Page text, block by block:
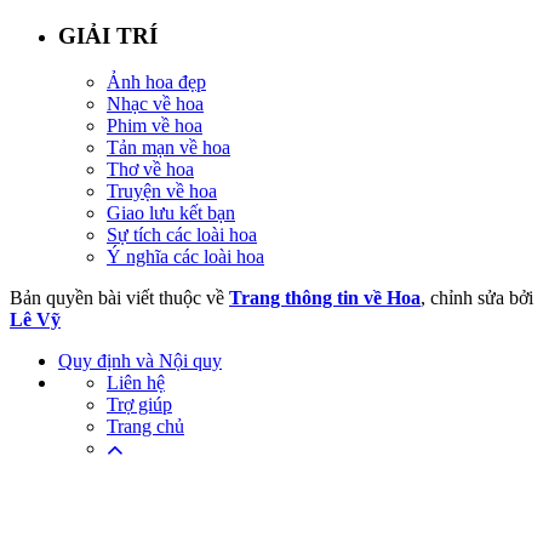
GIẢI TRÍ
Ảnh hoa đẹp
Nhạc về hoa
Phim về hoa
Tản mạn về hoa
Thơ về hoa
Truyện về hoa
Giao lưu kết bạn
Sự tích các loài hoa
Ý nghĩa các loài hoa
Bản quyền bài viết thuộc về Trang thông tin về Hoa, chỉnh sửa bởi
Lê Vỹ
Quy định và Nội quy
Liên hệ
Trợ giúp
Trang chủ